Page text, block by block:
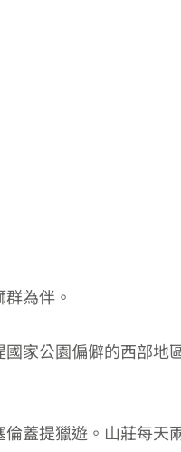
為伴。
家公園偏僻的西部地
蓋提獵遊。山莊每天